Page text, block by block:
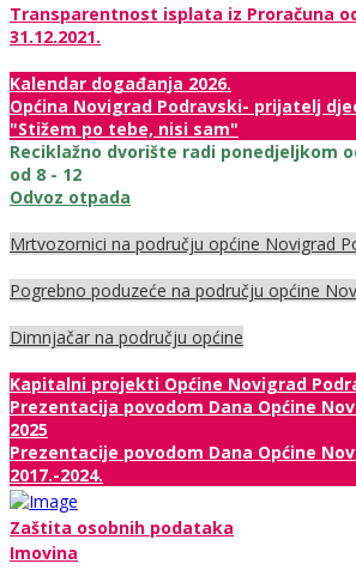
Transparentnost isplata iz Proračuna od
31.12.2021.
Kalendar događanja 2026.
Općina Novigrad Podravski- prijatelj
"Stižem po tebe, nisi sam"
Reciklažno dvorište radi ponedjeljkom
od 8 - 12
Odvoz otpada
Mrtvozornici na području općine Novigrad
Pogrebno poduzeće na području općine
Dimnjačar na području općine
Kapitalni projekti Općine Novigrad
Prezentacija povodom Dana Općine
2025
Prezentacije povodom Dana Općine
2017.-2024.
Zaštita osobnih podataka
Imovina